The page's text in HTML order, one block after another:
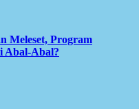
Meleset, Program
Abal-Abal?